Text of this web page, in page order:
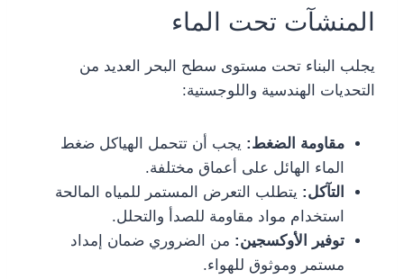
المنشآت تحت الماء
يجلب البناء تحت مستوى سطح البحر العديد من
التحديات الهندسية واللوجستية:
مقاومة الضغط: يجب أن تتحمل الهياكل ضغط
الماء الهائل على أعماق مختلفة.
التآكل: يتطلب التعرض المستمر للمياه المالحة
استخدام مواد مقاومة للصدأ والتحلل.
توفير الأوكسجين: من الضروري ضمان إمداد
مستمر وموثوق للهواء.